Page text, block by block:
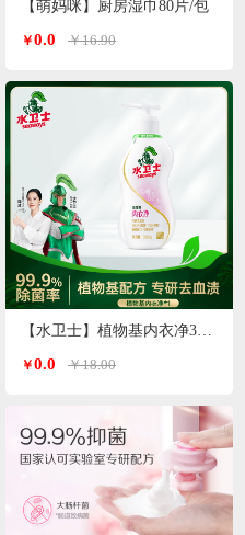
【萌妈咪】厨房湿巾80片/包
￥0.0 ￥16.90
【水卫士】植物基内衣净300g/瓶
￥0.0 ￥18.00